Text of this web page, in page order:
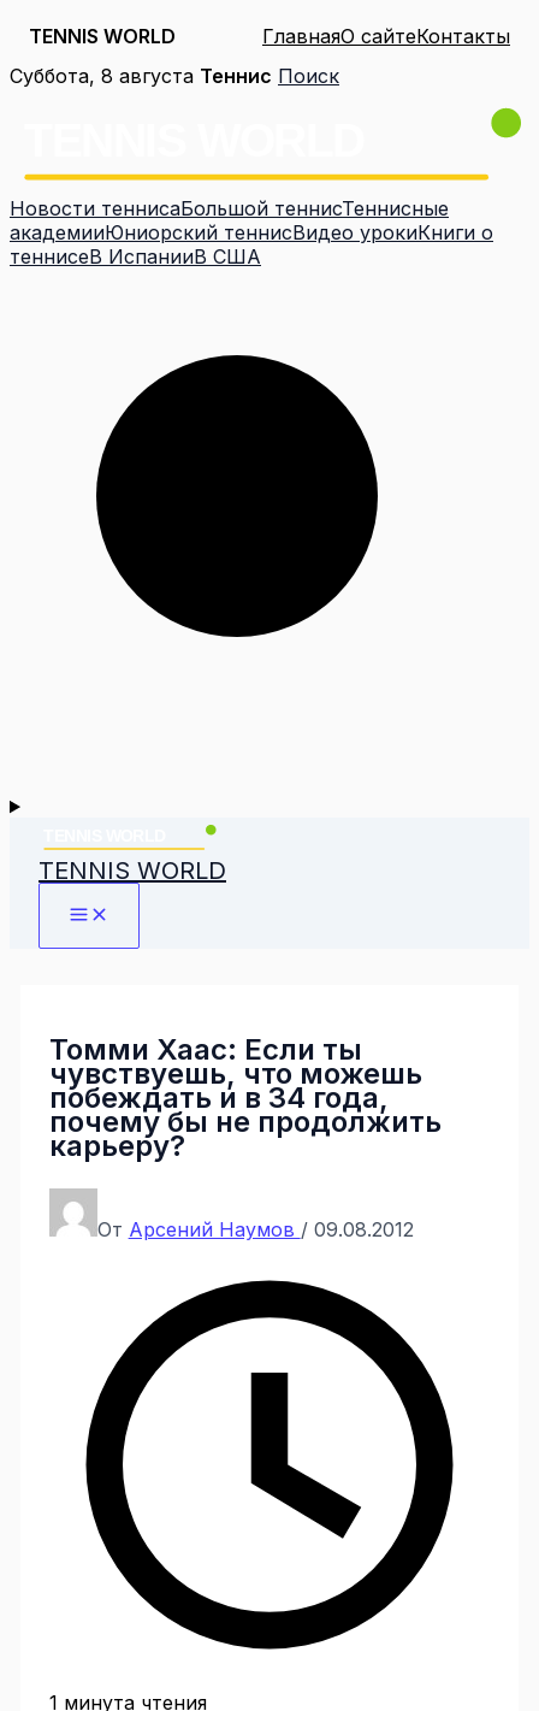
TENNIS WORLD ГлавнаяО сайтеКонтакты
Перейти
Суббота, 8 августа Теннис Поиск
Новости теннисаБольшой теннисТеннисные
академииЮниорский теннисВидео урокиКниги о
теннисеВ ИспанииВ США
TENNIS WORLD
Томми Хаас: Если ты
чувствуешь, что можешь
побеждать и в 34 года,
почему бы не продолжить
карьеру?
От Арсений Наумов / 09.08.2012
1 минута чтения